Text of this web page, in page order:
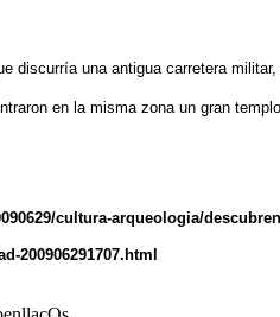
discurría una antigua carretera
en la misma zona un gran
cultura-arqueologia/
200906291707.html